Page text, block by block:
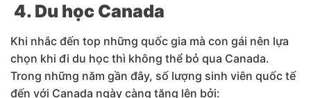
4. Du học Canada
Khi nhắc đến top những quốc gia mà con gái nên lựa
chọn khi đi du học thì không thể bỏ qua Canada.
Trong những năm gần đây, số lượng sinh viên quốc tế
đến với Canada ngày càng tăng lên bởi: